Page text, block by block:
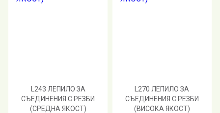
L243 ЛЕПИЛО ЗА
СЪЕДИНЕНИЯ С РЕЗБИ
(СРЕДНА ЯКОСТ)
L270 ЛЕПИЛО ЗА
СЪЕДИНЕНИЯ С РЕЗБИ
(ВИСОКА ЯКОСТ)